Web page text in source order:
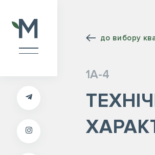
до вибору
1А-4